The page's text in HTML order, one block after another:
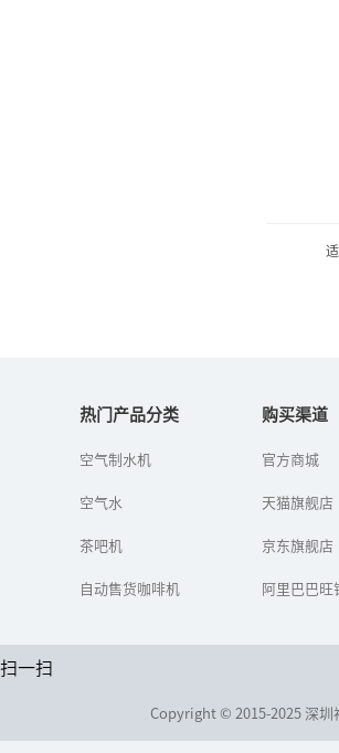
吗？
热门产品分类
空气制水机
空气水
茶吧机
自动售货咖啡机
购买渠道
官方商城
天猫旗舰店
京东旗舰店
阿里巴巴旺
扫一扫
Copyright © 2015-2025 深圳